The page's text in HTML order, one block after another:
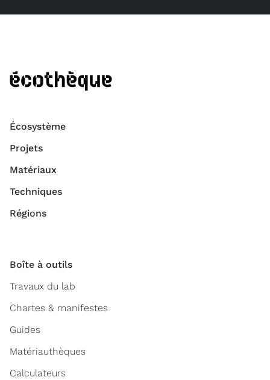
Écosystème
Projets
Matériaux
Techniques
Régions
Boîte à outils
Travaux du lab
Chartes & manifestes
Guides
Matériauthèques
Calculateurs